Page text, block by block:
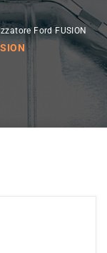
Ford FUSION